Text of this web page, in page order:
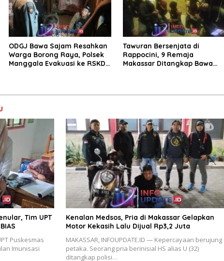
ODGJ Bawa Sajam Resahkan
Warga Borong Raya, Polsek
Manggala Evakuasi ke RSKD
Tawuran Bersenjata di
Rappocini, 9 Remaja
Makassar Ditangkap Bawa
Tim UPT
Puskesmas
Imunisasi
Kenalan Medsos, Pria di Makassar Gelapkan
Motor Kekasih Lalu Dijual Rp3,2 Juta
MAKASSAR, INFOUPDATE.ID — Kepercayaan berujung
petaka. Seorang pria berinisial HS alias U (32)
ditangkap polisi…